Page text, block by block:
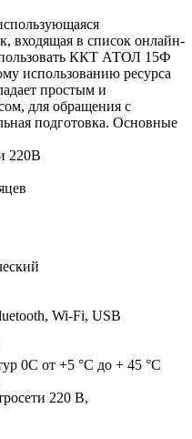
входящая в список онлайн-
ККТ АТОЛ 15Ф
использованию ресурса
простым и
для обращения с
подготовка. Основные
220В
Wi-Fi, USB
0С от +5 °С до + 45 °С
220 В,